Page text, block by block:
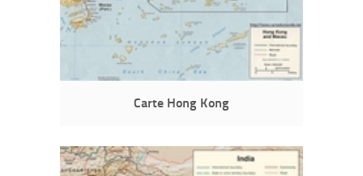
Carte Hong Kong